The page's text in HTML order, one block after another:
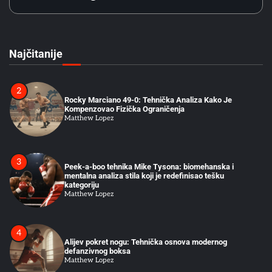
Najčitanije
Matthew Lopez
kategoriju
Matthew Lopez
Matthew Lopez